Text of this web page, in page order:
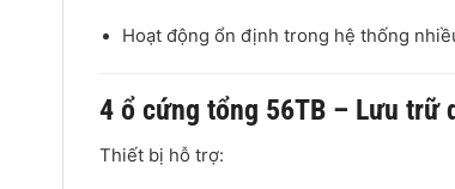
Hoạt động ổn định trong hệ thống
4 ổ cứng tổng 56TB – Lưu trữ
Thiết bị hỗ trợ: